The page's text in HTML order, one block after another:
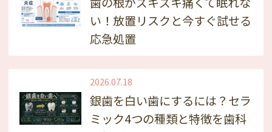
い！放置リスクと今すぐ試せる
応急処置
2026.07.18
銀歯を白い歯にするには？セラ
ミック4つの種類と特徴を歯科